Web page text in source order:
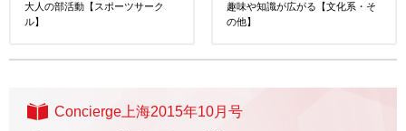
大人の部活動【スポーツサーク
ル】
趣味や知識が広がる【文化系・そ
の他】
Concierge上海2015年10月号